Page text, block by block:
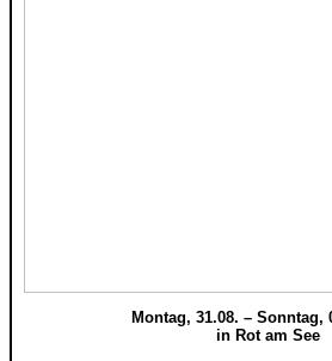
Montag, 31.08. – Sonntag,
in Rot am See